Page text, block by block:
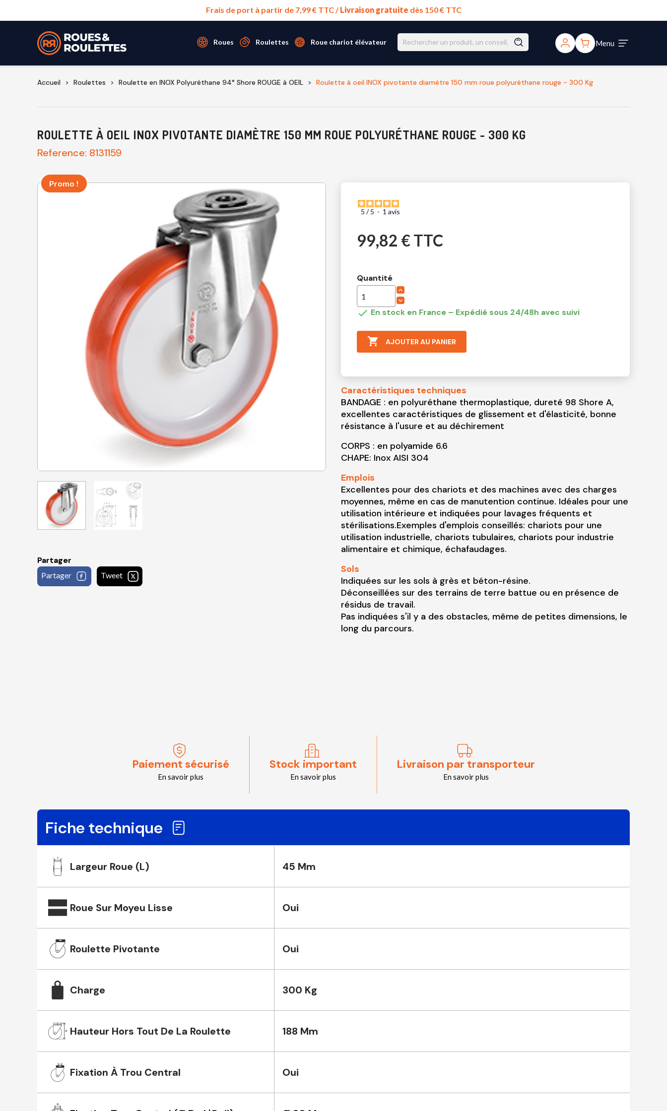
Frais de port à partir de 7,99 € TTC /Livraison gratuite dès 150 € TTC
Roues Roulettes Roue chariot élévateur Menu
Accueil Roulettes Roulette en INOX Polyuréthane 94° Shore ROUGE à OEIL Roulette à oeil INOX pivotante diamètre 150 mm roue polyuréthane rouge - 300 Kg
ROULETTE À OEIL INOX PIVOTANTE DIAMÈTRE 150 MM ROUE POLYURÉTHANE ROUGE - 300 KG
Reference: 8131159
Promo !
Partager
Partager Tweet
5 / 5 - 1 avis
99,82 € TTC
Quantité
 En stock en France – Expédié sous 24/48h avec suivi
 AJOUTER AU PANIER
Caractéristiques techniques
BANDAGE : en polyuréthane thermoplastique, dureté 98 Shore A,
excellentes caractéristiques de glissement et d'élasticité, bonne
résistance à l'usure et au déchirement
CORPS : en polyamide 6.6
CHAPE: Inox AISI 304
Emplois
Excellentes pour des chariots et des machines avec des charges
moyennes, même en cas de manutention continue. Idéales pour une
utilisation intérieure et indiquées pour lavages fréquents et
stérilisations.Exemples d'emplois conseillés: chariots pour une
utilisation industrielle, chariots tubulaires, chariots pour industrie
alimentaire et chimique, échafaudages.
Sols
Indiquées sur les sols à grès et béton-résine.
Déconseillées sur des terrains de terre battue ou en présence de
résidus de travail.
Pas indiquées s'il y a des obstacles, même de petites dimensions, le
long du parcours.
Paiement sécurisé
En savoir plus
Stock important
En savoir plus
Livraison par transporteur
En savoir plus
Fiche technique
Largeur Roue (L) 45 Mm
Roue Sur Moyeu Lisse Oui
Roulette Pivotante Oui
Charge 300 Kg
Hauteur Hors Tout De La Roulette 188 Mm
Fixation À Trou Central Oui